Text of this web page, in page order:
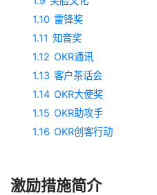
1.10 雷锋奖
1.11 知音奖
1.12 OKR通讯
1.13 客户茶话会
1.14 OKR大使奖
1.15 OKR助攻手
1.16 OKR创客行动
激励措施简介